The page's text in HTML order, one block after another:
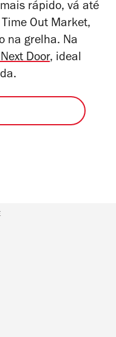
rápido, vá até
Out Market,
na grelha. Na
Door, ideal